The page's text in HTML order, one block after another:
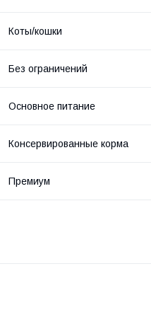
Коты/кошки
Без ограничений
Основное питание
Консервированные корма
Премиум